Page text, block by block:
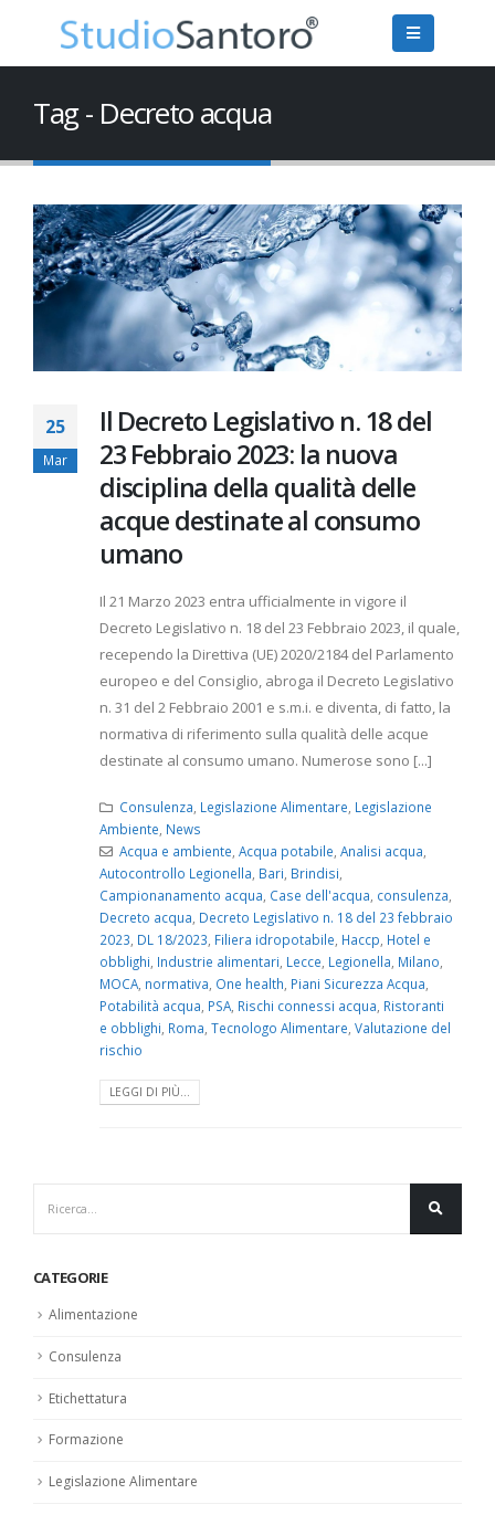
Tag - Decreto acqua
25
Mar
Il Decreto Legislativo n. 18 del
23 Febbraio 2023: la nuova
disciplina della qualità delle
acque destinate al consumo
umano
Il 21 Marzo 2023 entra ufficialmente in vigore il
Decreto Legislativo n. 18 del 23 Febbraio 2023, il quale,
recependo la Direttiva (UE) 2020/2184 del Parlamento
europeo e del Consiglio, abroga il Decreto Legislativo
n. 31 del 2 Febbraio 2001 e s.m.i. e diventa, di fatto, la
normativa di riferimento sulla qualità delle acque
destinate al consumo umano. Numerose sono [...]
Consulenza, Legislazione Alimentare, Legislazione
Ambiente, News
Acqua e ambiente, Acqua potabile, Analisi acqua,
Autocontrollo Legionella, Bari, Brindisi,
Campionanamento acqua, Case dell'acqua, consulenza,
Decreto acqua, Decreto Legislativo n. 18 del 23 febbraio
2023, DL 18/2023, Filiera idropotabile, Haccp, Hotel e
obblighi, Industrie alimentari, Lecce, Legionella, Milano,
MOCA, normativa, One health, Piani Sicurezza Acqua,
Potabilità acqua, PSA, Rischi connessi acqua, Ristoranti
e obblighi, Roma, Tecnologo Alimentare, Valutazione del
rischio
LEGGI DI PIÙ...
CATEGORIE
Alimentazione
Consulenza
Etichettatura
Formazione
Legislazione Alimentare